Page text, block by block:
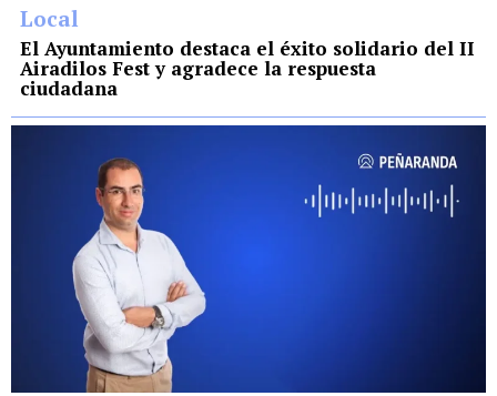
Local
El Ayuntamiento destaca el éxito solidario del II
Airadilos Fest y agradece la respuesta
ciudadana